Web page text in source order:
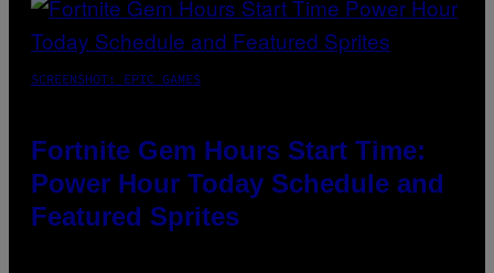
SCREENSHOT: EPIC GAMES
Fortnite Gem Hours Start Time:
Power Hour Today Schedule and
Featured Sprites